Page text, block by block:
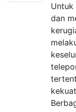
Untuk
dan